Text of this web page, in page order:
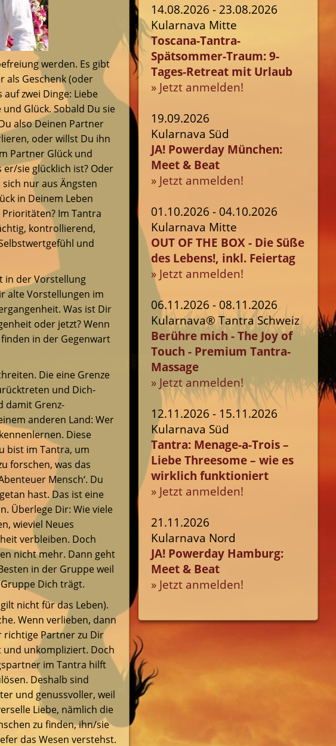
werden. Es gibt
als Geschenk (oder
zwei Dinge: Liebe
Glück. Sobald Du sie
also Deinen Partner
oder willst Du ihn
Partner Glück und
sie glücklich ist? Oder
nur aus Ängsten
in Deinem Leben
Prioritäten? Im Tantra
kontrollierend,
und
in der Vorstellung
alte Vorstellungen im
Was ist Dir
oder jetzt? Wenn
in der Gegenwart
Die eine Grenze
und Dich-
damit Grenz-
anderen Land: Wer
Diese
bist im Tantra, um
forschen, was das
Mensch‘. Du
hast. Das ist eine
Überlege Dir: Wie viele
wieviel Neues
verbleiben. Doch
nicht mehr. Dann geht
in der Gruppe weil
Dich trägt.
nicht für das Leben).
Wenn verlieben, dann
richtige Partner zu Dir
und unkompliziert. Doch
im Tantra hilft
Deshalb sind
und genussvoller, weil
Liebe, nämlich die
zu finden, ihn/sie
das Wesen verstehst.
14.08.2026 - 23.08.2026
Kularnava Mitte
Toscana-Tantra-
Spätsommer-Traum: 9-
Tages-Retreat mit Urlaub
» Jetzt anmelden!
19.09.2026
Kularnava Süd
JA! Powerday München:
Meet & Beat
» Jetzt anmelden!
01.10.2026 - 04.10.2026
Kularnava Mitte
OUT OF THE BOX - Die Süße
des Lebens!, inkl. Feiertag
» Jetzt anmelden!
06.11.2026 - 08.11.2026
Kularnava® Tantra Schweiz
Berühre mich - The Joy of
Touch - Premium Tantra-
Massage
» Jetzt anmelden!
12.11.2026 - 15.11.2026
Kularnava Süd
Tantra: Menage-a-Trois –
Liebe Threesome – wie es
wirklich funktioniert
» Jetzt anmelden!
21.11.2026
Kularnava Nord
JA! Powerday Hamburg:
Meet & Beat
» Jetzt anmelden!